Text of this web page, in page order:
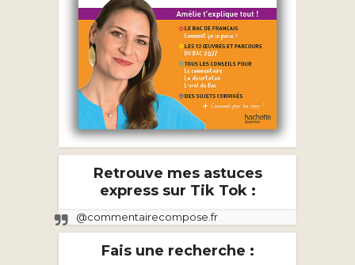
Retrouve mes astuces
express sur Tik Tok :
@commentairecompose.fr
Fais une recherche :